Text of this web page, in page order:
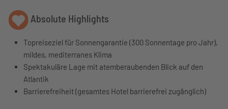
Absolute Highlights
Topreiseziel für Sonnengarantie (300 Sonnentage pro Jahr),
mildes, mediterranes Klima
Spektakuläre Lage mit atemberaubenden Blick auf den
Atlantik
Barrierefreiheit (gesamtes Hotel barrierefrei zugänglich)